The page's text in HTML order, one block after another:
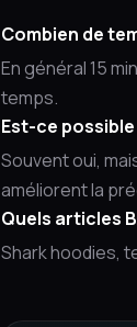
Combien de
En général 15
temps.
Est-ce
Souvent oui,
améliorent la
Quels articles
Shark hoodies,